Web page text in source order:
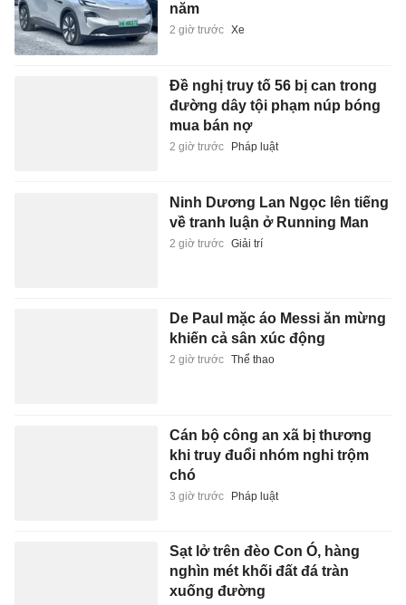
năm
2 giờ trước Xe
Đề nghị truy tố 56 bị can trong
đường dây tội phạm núp bóng
mua bán nợ
2 giờ trước Pháp luật
Ninh Dương Lan Ngọc lên tiếng
về tranh luận ở Running Man
2 giờ trước Giải trí
De Paul mặc áo Messi ăn mừng
khiến cả sân xúc động
2 giờ trước Thể thao
Cán bộ công an xã bị thương
khi truy đuổi nhóm nghi trộm
chó
3 giờ trước Pháp luật
Sạt lở trên đèo Con Ó, hàng
nghìn mét khối đất đá tràn
xuống đường